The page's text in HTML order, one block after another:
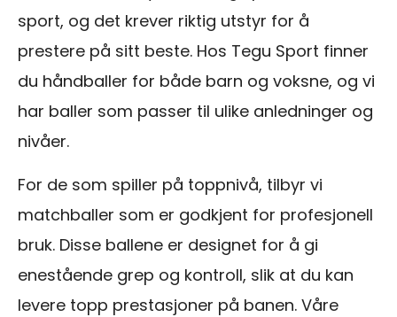
sport, og det krever riktig utstyr for å
prestere på sitt beste. Hos Tegu Sport finner
du håndballer for både barn og voksne, og vi
har baller som passer til ulike anledninger og
nivåer.
For de som spiller på toppnivå, tilbyr vi
matchballer som er godkjent for profesjonell
bruk. Disse ballene er designet for å gi
enestående grep og kontroll, slik at du kan
levere topp prestasjoner på banen. Våre